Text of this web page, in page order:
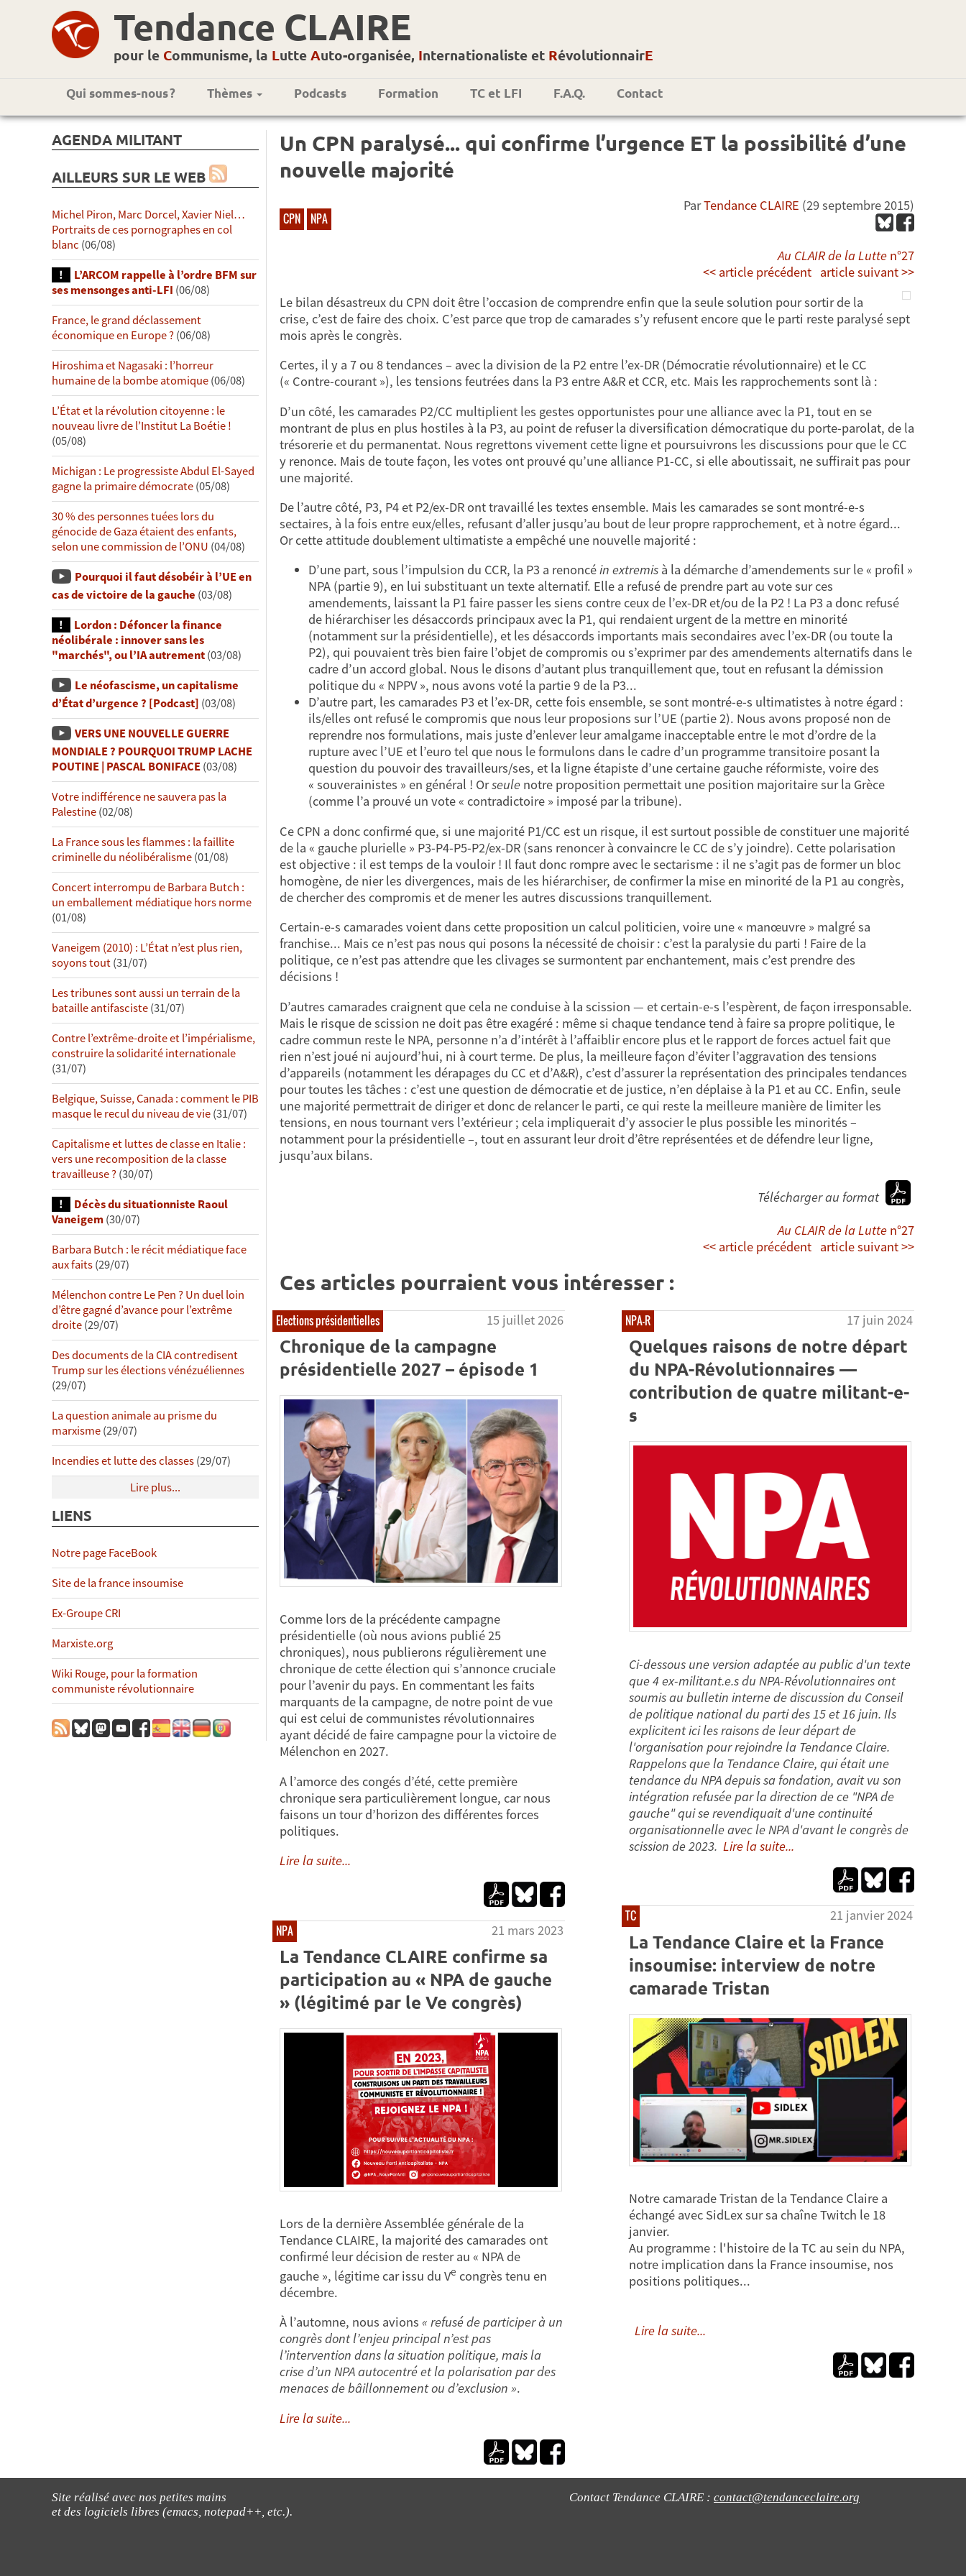
Tendance CLAIRE
pour le Communisme, la Lutte Auto-organisée, Internationaliste et RévolutionnairE
Qui sommes-nous ? Thèmes Podcasts Formation TC et LFI F.A.Q. Contact
AGENDA MILITANT
AILLEURS SUR LE WEB
Michel Piron, Marc Dorcel, Xavier Niel…
Portraits de ces pornographes en col
blanc (06/08)
L’ARCOM rappelle à l’ordre BFM sur
ses mensonges anti-LFI (06/08)
France, le grand déclassement
économique en Europe ?(06/08)
Hiroshima et Nagasaki : l’horreur
humaine de la bombe atomique(06/08)
L’État et la révolution citoyenne : le
nouveau livre de l’Institut La Boétie !
(05/08)
Michigan : Le progressiste Abdul El-Sayed
gagne la primaire démocrate(05/08)
30 % des personnes tuées lors du
génocide de Gaza étaient des enfants,
selon une commission de l’ONU (04/08)
Pourquoi il faut désobéir à l’UE en
cas de victoire de la gauche (03/08)
Lordon : Défoncer la finance
néolibérale : innover sans les
"marchés", ou l’IA autrement(03/08)
Le néofascisme, un capitalisme
d’État d’urgence ? [Podcast] (03/08)
VERS UNE NOUVELLE GUERRE
MONDIALE ? POURQUOI TRUMP LACHE
POUTINE | PASCAL BONIFACE(03/08)
Votre indifférence ne sauvera pas la
Palestine(02/08)
La France sous les flammes : la faillite
criminelle du néolibéralisme(01/08)
Concert interrompu de Barbara Butch :
un emballement médiatique hors norme
(01/08)
Vaneigem (2010) : L’État n’est plus rien,
soyons tout(31/07)
Les tribunes sont aussi un terrain de la
bataille antifasciste(31/07)
Contre l’extrême-droite et l’impérialisme,
construire la solidarité internationale
(31/07)
Belgique, Suisse, Canada : comment le PIB
masque le recul du niveau de vie(31/07)
Capitalisme et luttes de classe en Italie :
vers une recomposition de la classe
travailleuse ?(30/07)
Décès du situationniste Raoul
Vaneigem(30/07)
Barbara Butch : le récit médiatique face
aux faits(29/07)
Mélenchon contre Le Pen ? Un duel loin
d’être gagné d’avance pour l’extrême
droite(29/07)
Des documents de la CIA contredisent
Trump sur les élections vénézuéliennes
(29/07)
La question animale au prisme du
marxisme(29/07)
Incendies et lutte des classes(29/07)
Lire plus...
LIENS
Notre page FaceBook
Site de la france insoumise
Ex-Groupe CRI
Marxiste.org
Wiki Rouge, pour la formation
communiste révolutionnaire
Un CPN paralysé... qui confirme l’urgence ET la possibilité d’une
nouvelle majorité
CPN NPA
ParTendance CLAIRE (29 septembre 2015)
Au CLAIR de la Lutte n°27
<< article précédent article suivant >>
Le bilan désastreux du CPN doit être l’occasion de comprendre enfin que la seule solution pour sortir de la
crise, c’est de faire des choix. C’est parce que trop de camarades s’y refusent encore que le parti reste paralysé sept
mois après le congrès.
Certes, il y a 7 ou 8 tendances – avec la division de la P2 entre l’ex-DR (Démocratie révolutionnaire) et le CC
(« Contre-courant »), les tensions feutrées dans la P3 entre A&R et CCR, etc. Mais les rapprochements sont là :
D’un côté, les camarades P2/CC multiplient les gestes opportunistes pour une alliance avec la P1, tout en se
montrant de plus en plus hostiles à la P3, au point de refuser la diversification démocratique du porte-parolat, de la
trésorerie et du permanentat. Nous regrettons vivement cette ligne et poursuivrons les discussions pour que le CC
y renonce. Mais de toute façon, les votes ont prouvé qu’une alliance P1-CC, si elle aboutissait, ne suffirait pas pour
une majorité.
De l’autre côté, P3, P4 et P2/ex-DR ont travaillé les textes ensemble. Mais les camarades se sont montré-e-s
sectaires, à la fois entre eux/elles, refusant d’aller jusqu’au bout de leur propre rapprochement, et à notre égard...
Or cette attitude doublement ultimatiste a empêché une nouvelle majorité :
D’une part, sous l’impulsion du CCR, la P3 a renoncéin extremisà la démarche d’amendements sur le « profil »
NPA (partie 9), en lui substituant un texte alternatif. Elle a refusé de prendre part au vote sur ces
amendements, laissant la P1 faire passer les siens contre ceux de l’ex-DR et/ou de la P2 ! La P3 a donc refusé
de hiérarchiser les désaccords principaux avec la P1, qui rendaient urgent de la mettre en minorité
(notamment sur la présidentielle), et les désaccords importants mais secondaires avec l’ex-DR (ou toute la
P2), qui pouvaient très bien faire l’objet de compromis ou s’exprimer par des amendements alternatifs dans le
cadre d’un accord global. Nous le disons d’autant plus tranquillement que, tout en refusant la démission
politique du « NPPV », nous avons voté la partie 9 de la P3...
D’autre part, les camarades P3 et l’ex-DR, cette fois ensemble, se sont montré-e-s ultimatistes à notre égard :
ils/elles ont refusé le compromis que nous leur proposions sur l’UE (partie 2). Nous avons proposé non de
reprendre nos formulations, mais juste d’enlever leur amalgame inacceptable entre le mot d’ordre de la
rupture avec l’UE et l’euro tel que nous le formulons dans le cadre d’un programme transitoire posant la
question du pouvoir des travailleurs/ses, et la ligne étapiste d’une certaine gauche réformiste, voire des
« souverainistes » en général ! Orseulenotre proposition permettait une position majoritaire sur la Grèce
(comme l’a prouvé un vote « contradictoire » imposé par la tribune).
Ce CPN a donc confirmé que, si une majorité P1/CC est un risque, il est surtout possible de constituer une majorité
de la « gauche plurielle » P3-P4-P5-P2/ex-DR (sans renoncer à convaincre le CC de s’y joindre). Cette polarisation
est objective : il est temps de la vouloir ! Il faut donc rompre avec le sectarisme : il ne s’agit pas de former un bloc
homogène, de nier les divergences, mais de les hiérarchiser, de confirmer la mise en minorité de la P1 au congrès,
de chercher des compromis et de mener les autres discussions tranquillement.
Certain-e-s camarades voient dans cette proposition un calcul politicien, voire une « manœuvre » malgré sa
franchise... Mais ce n’est pas nous qui posons la nécessité de choisir : c’est la paralysie du parti ! Faire de la
politique, ce n’est pas attendre que les clivages se surmontent par enchantement, mais c’est prendre des
décisions !
D’autres camarades craignent que cela ne conduise à la scission — et certain-e-s l’espèrent, de façon irresponsable.
Mais le risque de scission ne doit pas être exagéré : même si chaque tendance tend à faire sa propre politique, le
cadre commun reste le NPA, personne n’a d’intérêt à l’affaiblir encore plus et le rapport de forces actuel fait que
rien n’est joué ni aujourd’hui, ni à court terme. De plus, la meilleure façon d’éviter l’aggravation des tensions
d’appareils (notamment les dérapages du CC et d’A&R), c’est d’assurer la représentation des principales tendances
pour toutes les tâches : c’est une question de démocratie et de justice, n’en déplaise à la P1 et au CC. Enfin, seule
une majorité permettrait de diriger et donc de relancer le parti, ce qui reste la meilleure manière de limiter les
tensions, en nous tournant vers l’extérieur ; cela impliquerait d’y associer le plus possible les minorités –
notamment pour la présidentielle –, tout en assurant leur droit d’être représentées et de défendre leur ligne,
jusqu’aux bilans.
Télécharger au format
Au CLAIR de la Lutte n°27
<< article précédent article suivant >>
Ces articles pourraient vous intéresser :
Elections présidentielles 15 juillet 2026
Chronique de la campagne
présidentielle 2027 – épisode 1
Comme lors de la précédente campagne
présidentielle (où nous avions publié 25
chroniques), nous publierons régulièrement une
chronique de cette élection qui s’annonce cruciale
pour l’avenir du pays. En commentant les faits
marquants de la campagne, de notre point de vue
qui est celui de communistes révolutionnaires
ayant décidé de faire campagne pour la victoire de
Mélenchon en 2027.
A l’amorce des congés d’été, cette première
chronique sera particulièrement longue, car nous
faisons un tour d’horizon des différentes forces
politiques.
Lire la suite...
NPA-R 17 juin 2024
Quelques raisons de notre départ
du NPA-Révolutionnaires —
contribution de quatre militant-e-
s
Ci-dessous une version adaptée au public d'un texte
que 4 ex-militant.e.s du NPA-Révolutionnaires ont
soumis au bulletin interne de discussion du Conseil
de politique national du parti des 15 et 16 juin. Ils
explicitent ici les raisons de leur départ de
l'organisation pour rejoindre la Tendance Claire.
Rappelons que la Tendance Claire, qui était une
tendance du NPA depuis sa fondation, avait vu son
intégration refusée par la direction de ce "NPA de
gauche" qui se revendiquait d'une continuité
organisationnelle avec le NPA d'avant le congrès de
scission de 2023. Lire la suite...
TC 21 janvier 2024
La Tendance Claire et la France
insoumise: interview de notre
camarade Tristan
Notre camarade Tristan de la Tendance Claire a
échangé avec SidLex sur sa chaîne Twitch le 18
janvier.
Au programme : l'histoire de la TC au sein du NPA,
notre implication dans la France insoumise, nos
positions politiques...
Lire la suite...
NPA 21 mars 2023
La Tendance CLAIRE confirme sa
participation au « NPA de gauche
» (légitimé par le Ve congrès)
Lors de la dernière Assemblée générale de la
Tendance CLAIRE, la majorité des camarades ont
confirmé leur décision de rester au « NPA de
gauche », légitime car issu du Ve congrès tenu en
décembre.
À l’automne, nous avions « refusé de participer à un
congrès dont l’enjeu principal n’est pas
l’intervention dans la situation politique, mais la
crise d’un NPA autocentré et la polarisation par des
menaces de bâillonnement ou d’exclusion ».
Lire la suite...
Site réalisé avec nos petites mains
et des logiciels libres (emacs, notepad++, etc.).
Contact Tendance CLAIRE : contact@tendanceclaire.org